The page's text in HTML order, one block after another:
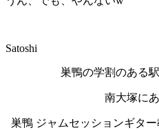
Satoshi
巣鴨の学割のある
南大塚に
巣鴨 ジャムセッションギタ